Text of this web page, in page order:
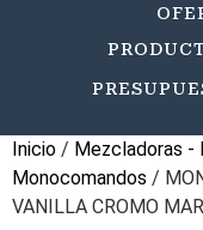
Inicio / Mezcladoras -
Monocomandos /
VANILLA CROMO